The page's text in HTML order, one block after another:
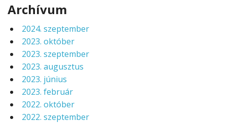
Archívum
2024. szeptember
2023. október
2023. szeptember
2023. augusztus
2023. június
2023. február
2022. október
2022. szeptember